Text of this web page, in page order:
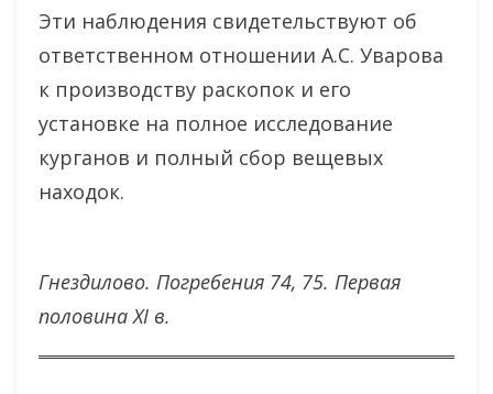
Эти наблюдения свидетельствуют об
ответственном отношении А.С. Уварова
к производству раскопок и его
установке на полное исследование
курганов и полный сбор вещевых
находок.
Гнездилово. Погребения 74, 75. Первая
половина XI в.